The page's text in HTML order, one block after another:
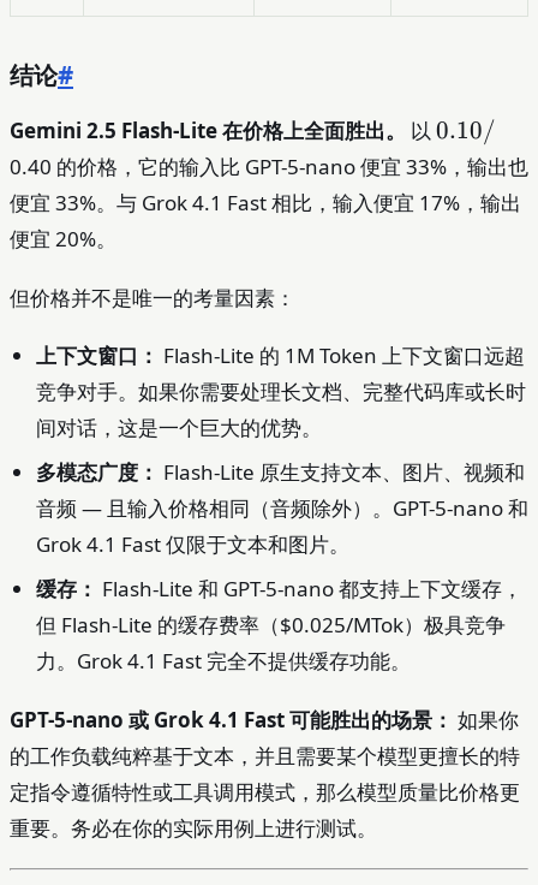
结论#
Gemini 2.5 Flash-Lite 在价格上全面胜出。 以 0.10/
0.10/
0.40 的价格，它的输入比 GPT-5-nano 便宜 33%，输出也
便宜 33%。与 Grok 4.1 Fast 相比，输入便宜 17%，输出
便宜 20%。
但价格并不是唯一的考量因素：
上下文窗口： Flash-Lite 的 1M Token 上下文窗口远超
竞争对手。如果你需要处理长文档、完整代码库或长时
间对话，这是一个巨大的优势。
多模态广度： Flash-Lite 原生支持文本、图片、视频和
音频 — 且输入价格相同（音频除外）。GPT-5-nano 和
Grok 4.1 Fast 仅限于文本和图片。
缓存： Flash-Lite 和 GPT-5-nano 都支持上下文缓存，
但 Flash-Lite 的缓存费率（$0.025/MTok）极具竞争
力。Grok 4.1 Fast 完全不提供缓存功能。
GPT-5-nano 或 Grok 4.1 Fast 可能胜出的场景： 如果你
的工作负载纯粹基于文本，并且需要某个模型更擅长的特
定指令遵循特性或工具调用模式，那么模型质量比价格更
重要。务必在你的实际用例上进行测试。